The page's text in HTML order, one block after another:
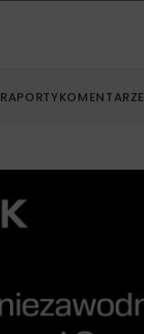
RAPORTYKOMENTARZE